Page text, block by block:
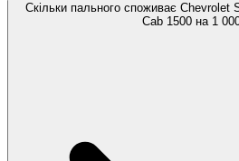
Скільки пального споживає Chevrolet
Cab 1500 на 1